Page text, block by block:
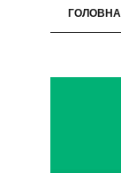
ГОЛОВНА